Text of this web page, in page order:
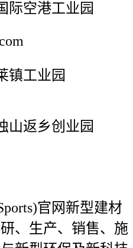
际空港工业园
镇工业园
山返乡创业园
官网新型建材
、生产、销售、施